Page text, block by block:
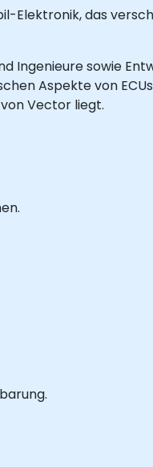
Elektronik, das
Ingenieure sowie
Aspekte von
Vector liegt.